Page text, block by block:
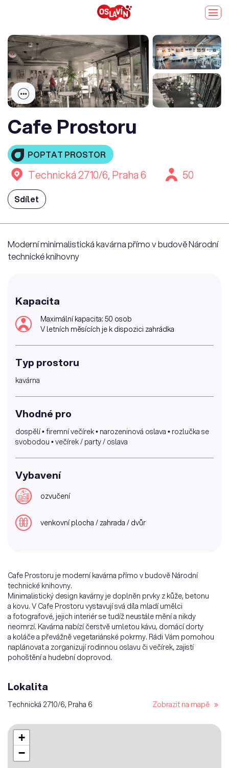
Cafe Prostoru
POPTAT PROSTOR
Technická 2710/6, Praha 6 50
Sdílet
Moderní minimalistická kavárna přímo v budově Národní
technické knihovny
Kapacita
Maximální kapacita: 50 osob
V letních měsících je k dispozici zahrádka
Typ prostoru
kavárna
Vhodné pro
dospělí • firemní večírek • narozeninová oslava • rozlučka se
svobodou • večírek / party / oslava
Vybavení
ozvučení
venkovní plocha / zahrada / dvůr
Cafe Prostoru je moderní kavárna přímo v budově Národní
technické knihovny.
Minimalistický design kavárny je doplněn prvky z kůže, betonu
a kovu. V Cafe Prostoru vystavují svá díla mladí umělci
a fotografové, jejich interiér se tudíž neustále mění a nikdy
neomrzí. Kavárna nabízí čerstvě umletou kávu, domácí dorty
a koláče a převážně vegetariánské pokrmy. Rádi Vám pomohou
naplánovat a zorganizují rodinnou oslavu či večírek, zajistí
pohoštění a hudební doprovod.
Lokalita
Technická 2710/6, Praha 6 Zobrazit na mapě
+
−